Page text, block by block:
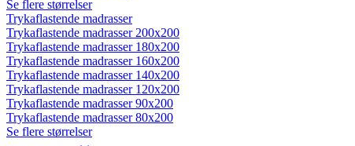
Se flere størrelser
Trykaflastende madrasser
Trykaflastende madrasser 200x200
Trykaflastende madrasser 180x200
Trykaflastende madrasser 160x200
Trykaflastende madrasser 140x200
Trykaflastende madrasser 120x200
Trykaflastende madrasser 90x200
Trykaflastende madrasser 80x200
Se flere størrelser